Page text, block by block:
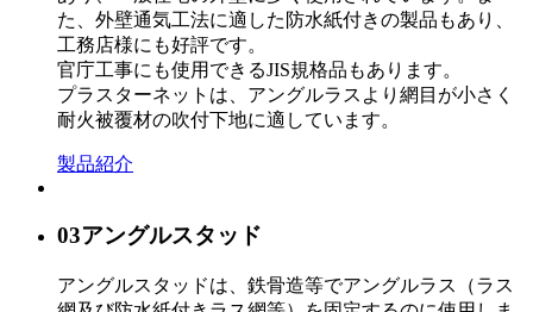
た、外壁通気工法に適した防水紙付きの製品もあり、
工務店様にも好評です。
官庁工事にも使用できるJIS規格品もあります。
プラスターネットは、アングルラスより網目が小さく
耐火被覆材の吹付下地に適しています。
製品紹介
03アングルスタッド
アングルスタッドは、鉄骨造等でアングルラス（ラス